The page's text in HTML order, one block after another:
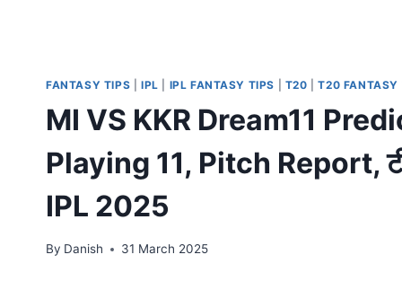
FANTASY TIPS IPL IPL FANTASY TIPS T20 |T20 FANTASY
MI VS KKR Dream11
Playing 11, Pitch Report,
IPL 2025
By Danish 31 March 2025